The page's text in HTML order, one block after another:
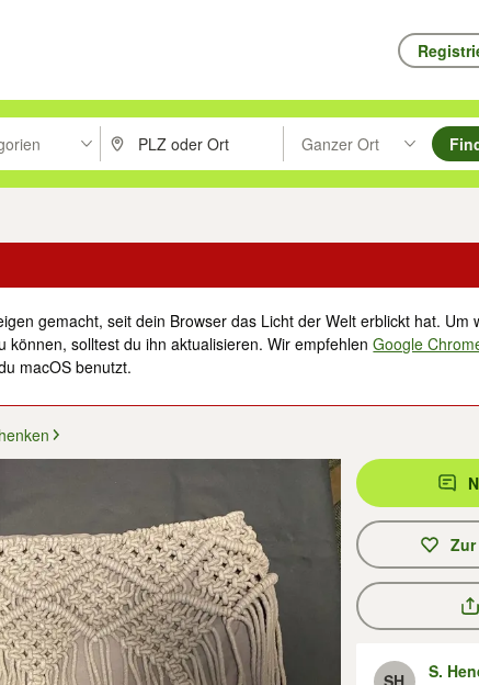
oder Vorschläge mit den Pfeiltasten nach oben/unten
PLZ oder Ort eingeben. Eingabetaste drücken um
Ganzer Ort
Suche im Umkreis des
gemacht, seit dein Browser das Licht der Welt erblickt hat. Um
können, solltest du ihn aktualisieren. Wir empfehlenGoogle
macOS benutzt.
SH S.